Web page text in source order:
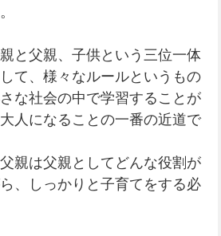
と父親、子供という三位一体
て、様々なルールというもの
な社会の中で学習することが
人になることの一番の近道で
親は父親としてどんな役割が
、しっかりと子育てをする必